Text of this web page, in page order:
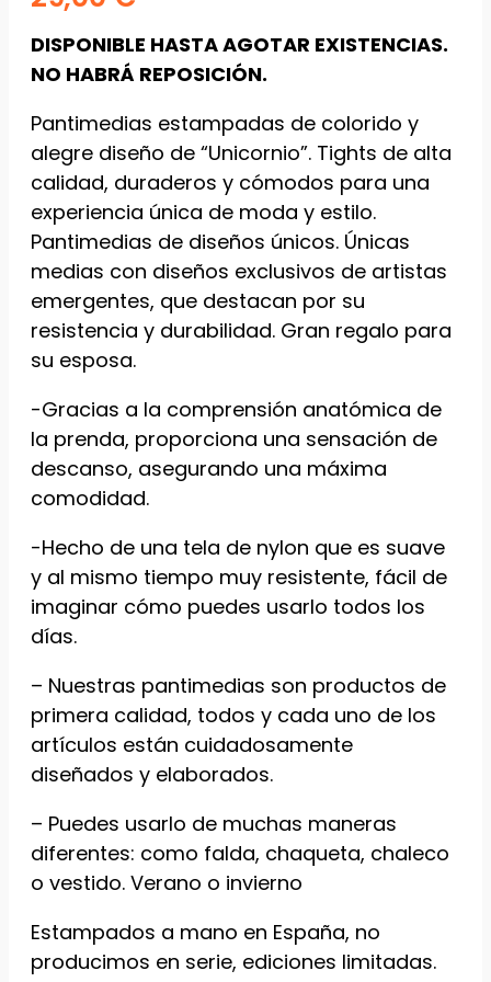
DISPONIBLE HASTA AGOTAR EXISTENCIAS.
NO HABRÁ REPOSICIÓN.
Pantimedias estampadas de colorido y
alegre diseño de “Unicornio”. Tights de alta
calidad, duraderos y cómodos para una
experiencia única de moda y estilo.
Pantimedias de diseños únicos. Únicas
medias con diseños exclusivos de artistas
emergentes, que destacan por su
resistencia y durabilidad. Gran regalo para
su esposa.
-Gracias a la comprensión anatómica de
la prenda, proporciona una sensación de
descanso, asegurando una máxima
comodidad.
-Hecho de una tela de nylon que es suave
y al mismo tiempo muy resistente, fácil de
imaginar cómo puedes usarlo todos los
días.
– Nuestras pantimedias son productos de
primera calidad, todos y cada uno de los
artículos están cuidadosamente
diseñados y elaborados.
– Puedes usarlo de muchas maneras
diferentes: como falda, chaqueta, chaleco
o vestido. Verano o invierno
Estampados a mano en España, no
producimos en serie, ediciones limitadas.
podamos
y estructura
base a cómo
se usa la
web.
Experiencia
Para que
nuestra web
funcione lo
visita. Si
rechaza estas
cookies,
algunas
de la web.
Marketing
comportamiento
mientras visitas
nuestro sitio,
aumentas la
ofertas